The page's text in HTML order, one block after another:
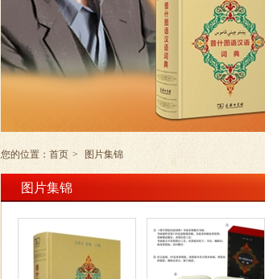
您的位置： 首页 > 图片集锦
图片集锦